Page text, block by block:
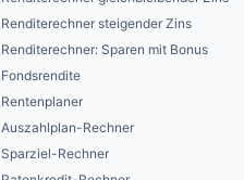
Renditerechner steigender Zins
Renditerechner: Sparen mit Bonus
Fondsrendite
Rentenplaner
Auszahlplan-Rechner
Sparziel-Rechner